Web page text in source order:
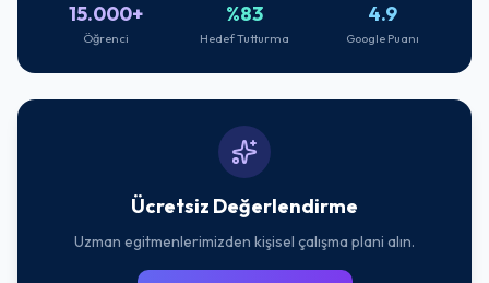
15.000+
Öğrenci
%83
Hedef Tutturma
4.9
Google Puanı
Ücretsiz Değerlendirme
Uzman egitmenlerimizden kişisel çalışma plani alın.